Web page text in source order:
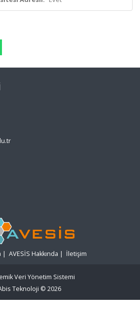
| AVESİS Hakkında | İletişim
Veri Yönetim Sistemi
Teknoloji © 2026